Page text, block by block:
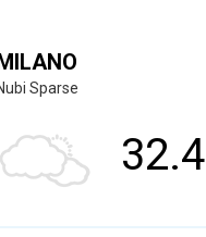
Sparse
32.4